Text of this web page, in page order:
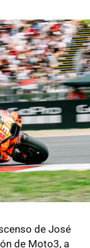
de José
de Moto3, a